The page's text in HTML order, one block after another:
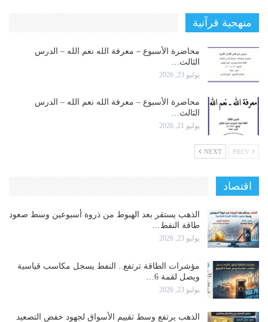
منهجية قرآنية
محاضرة الأسبوع – معرفة الله نعم الله – الدرس
الثالث…
يوليو 23, 2026
محاضرة الأسبوع – معرفة الله نعم الله – الدرس
الثالث…
يوليو 21, 2026
NEXT
اقتصاد
الذهب يستقر بعد الهبوط من ذروة أسبوعين وسط صعود
طاقة النفط…
يوليو 23, 2026
مؤشرات الطاقة ترتفع.. النفط يسجل مكاسب قياسية
ويصل لقمة 6…
يوليو 23, 2026
الذهب يرتفع وسط تقييم الأسواق لجهود خفض التصعيد